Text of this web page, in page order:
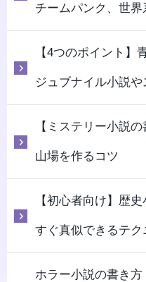
チームパンク、世界
【4つのポイント】
ジュブナイル小説
【ミステリー小説
山場を作るコツ
【初心者向け】歴
すぐ真似できるテク
ホラー小説の書き